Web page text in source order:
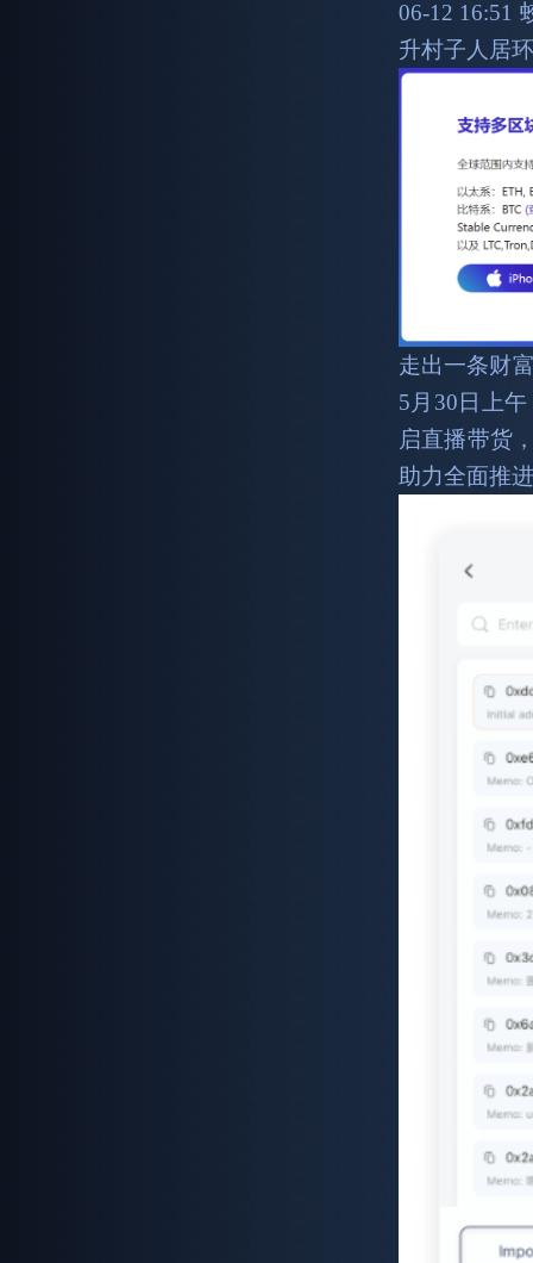
06-12 16:51
升村子人居
走出一条财
5月30日上
启直播带货
助力全面推